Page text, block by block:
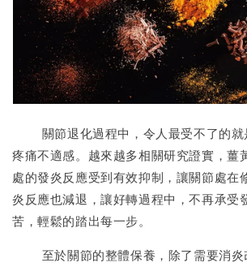
關節退化過程中，令人最受不了的就
疼痛不適感。越來越多相關研究證實，薑
處的發炎反應受到有效抑制，讓關節處在
炎反應也減退，讓好轉過程中，不再承受
苦，輕鬆的踏出每一步。
至於關節的整體保養，除了需要消炎